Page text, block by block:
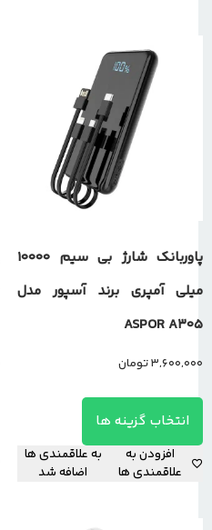
پاوربانک شارژ بی سیم 10000
میلی آمپری برند آسپور مدل
ASPOR A305
3,600,000تومان
انتخاب گزینه ها
افزودن به
علاقمندی ها
به علاقمندی ها
اضافه شد